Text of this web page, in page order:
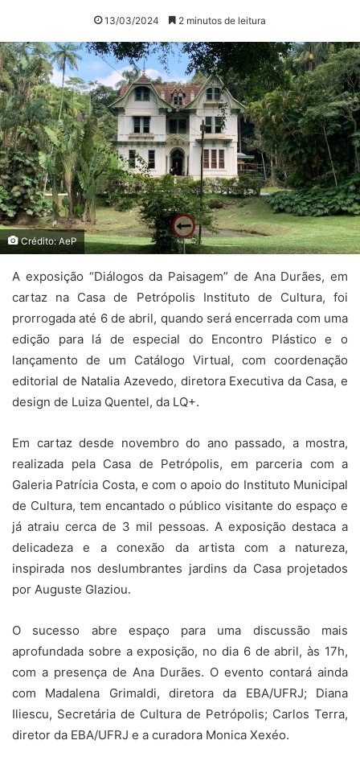
13/03/2024 2 minutos de leitura
Crédito: AeP
A exposição “Diálogos da Paisagem” de Ana Durães, em
cartaz na Casa de Petrópolis Instituto de Cultura, foi
prorrogada até 6 de abril, quando será encerrada com uma
edição para lá de especial do Encontro Plástico e o
lançamento de um Catálogo Virtual, com coordenação
editorial de Natalia Azevedo, diretora Executiva da Casa, e
design de Luiza Quentel, da LQ+.
Em cartaz desde novembro do ano passado, a mostra,
realizada pela Casa de Petrópolis, em parceria com a
Galeria Patrícia Costa, e com o apoio do Instituto Municipal
de Cultura, tem encantado o público visitante do espaço e
já atraiu cerca de 3 mil pessoas. A exposição destaca a
delicadeza e a conexão da artista com a natureza,
inspirada nos deslumbrantes jardins da Casa projetados
por Auguste Glaziou.
O sucesso abre espaço para uma discussão mais
aprofundada sobre a exposição, no dia 6 de abril, às 17h,
com a presença de Ana Durães. O evento contará ainda
com Madalena Grimaldi, diretora da EBA/UFRJ; Diana
Iliescu, Secretária de Cultura de Petrópolis; Carlos Terra,
diretor da EBA/UFRJ e a curadora Monica Xexéo.